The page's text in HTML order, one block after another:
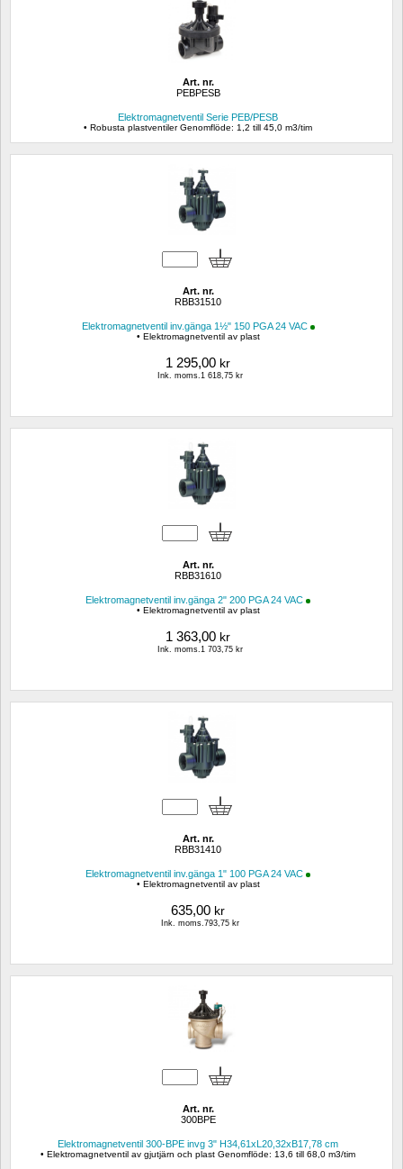
Art. nr.
PEBPESB
Elektromagnetventil Serie PEB/PESB
• Robusta plastventiler Genomflöde: 1,2 till 45,0 m3/tim
Art. nr.
RBB31510
Elektromagnetventil inv.gänga 1½" 150 PGA 24 VAC
• Elektromagnetventil av plast
1 295,00 kr
Ink. moms.1 618,75 kr
Art. nr.
RBB31610
Elektromagnetventil inv.gänga 2" 200 PGA 24 VAC
• Elektromagnetventil av plast
1 363,00 kr
Ink. moms.1 703,75 kr
Art. nr.
RBB31410
Elektromagnetventil inv.gänga 1" 100 PGA 24 VAC
• Elektromagnetventil av plast
635,00 kr
Ink. moms.793,75 kr
Art. nr.
300BPE
Elektromagnetventil 300-BPE invg 3" H34,61xL20,32xB17,78 cm
• Elektromagnetventil av gjutjärn och plast Genomflöde: 13,6 till 68,0 m3/tim